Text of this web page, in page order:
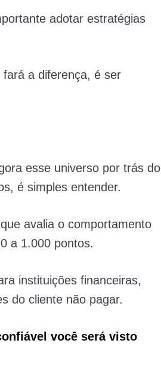
adotar estratégias
a diferença, é ser
esse universo por trás do
é simples entender.
avalia o comportamento
a 1.000 pontos.
instituições financeiras,
do cliente não pagar.
você será visto